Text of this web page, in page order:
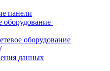
панели
оборудование
оборудование
данных